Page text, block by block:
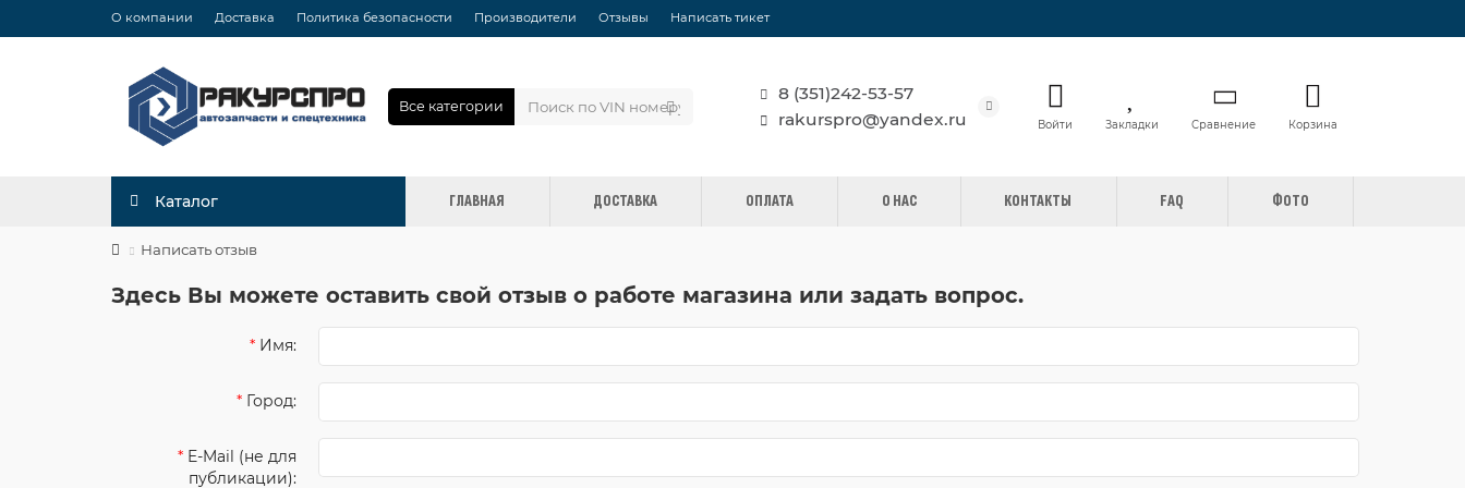
О компании Доставка Политика безопасности Производители Отзывы Написать тикет
Все категории
8 (351)242-53-57
rakurspro@yandex.ru
Войти Закладки Сравнение Корзина
Каталог ГЛАВНАЯ ДОСТАВКА ОПЛАТА О НАС КОНТАКТЫ FAQ ФОТО
Написать отзыв
Здесь Вы можете оставить свой отзыв о работе магазина или задать вопрос.
Имя:
Город:
E-Mail (не для
публикации):